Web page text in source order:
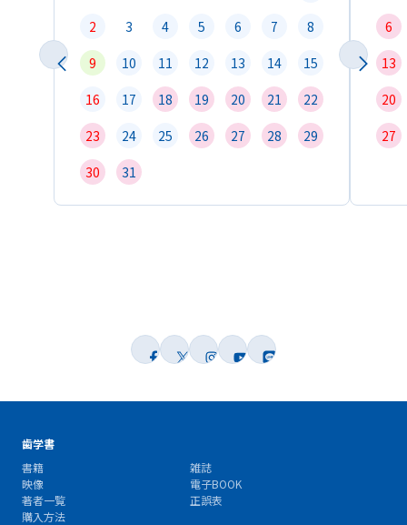
2
3 4 5 6 7
8
9
10 11 12 13 14
15
16
17 18 19 20 21
22
23
24 25 26 27 28
29
30
31
6
13
20
27
歯学書
書籍
雑誌
映像
電子BOOK
著者一覧
正誤表
購入方法